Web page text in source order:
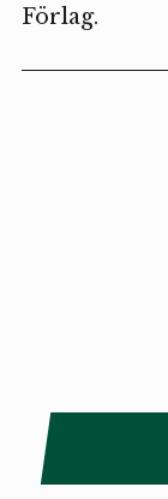
Förlag.